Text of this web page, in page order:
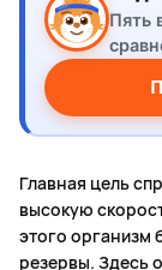
Пять
Главная цель
высокую
этого организм
резервы. Здесь